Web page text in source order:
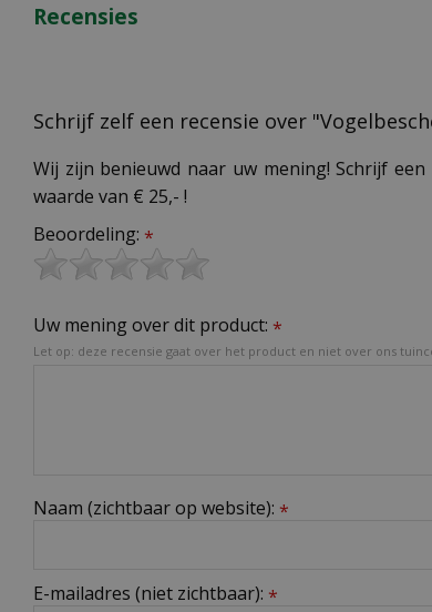
Recensies
Schrijf zelf een recensie over
Wij zijn benieuwd naar uw mening! Schrijf
waarde van € 25,- !
Beoordeling: *
Uw mening over dit product: *
Let op: deze recensie gaat over het product en niet over ons
Naam (zichtbaar op website): *
E-mailadres (niet zichtbaar): *